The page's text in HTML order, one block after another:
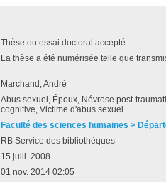
Thèse ou essai doctoral accepté
La thèse a été numérisée telle que
Marchand, André
Abus sexuel, Époux, Névrose post-
cognitive, Victime d'abus sexuel
Faculté des sciences humaines >
RB Service des bibliothèques
15 juill. 2008
01 nov. 2014 02:05